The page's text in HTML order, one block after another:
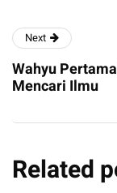
Next
Wahyu
Mencari Ilmu
Related